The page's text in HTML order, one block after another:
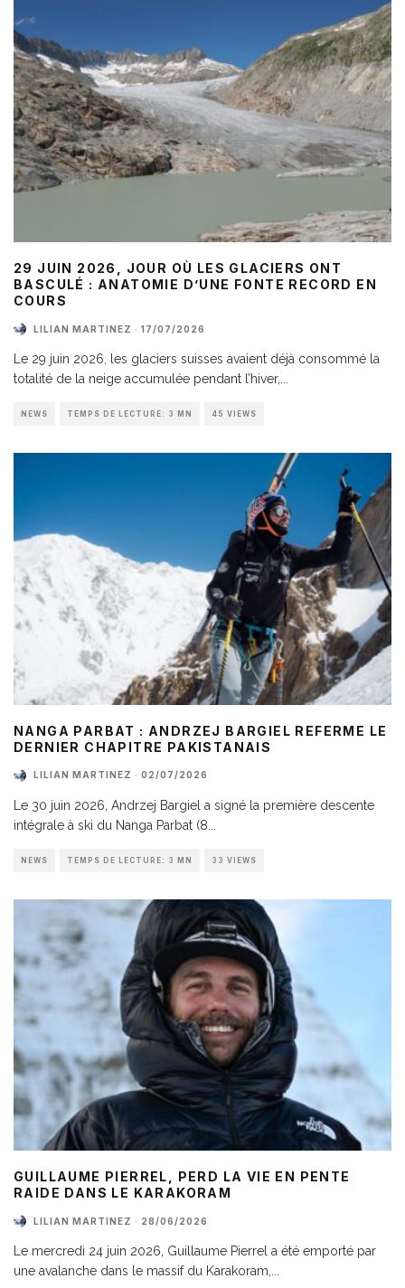
29 JUIN 2026, JOUR OÙ LES GLACIERS ONT
BASCULÉ : ANATOMIE D’UNE FONTE RECORD EN
COURS
LILIAN MARTINEZ · 17/07/2026
Le 29 juin 2026, les glaciers suisses avaient déjà consommé la
totalité de la neige accumulée pendant l’hiver,
NEWS TEMPS DE LECTURE: 3 MN 45 VIEWS
NANGA PARBAT : ANDRZEJ BARGIEL REFERME LE
DERNIER CHAPITRE PAKISTANAIS
LILIAN MARTINEZ · 02/07/2026
Le 30 juin 2026, Andrzej Bargiel a signé la première descente
intégrale à ski du Nanga Parbat (8
NEWS TEMPS DE LECTURE: 3 MN 33 VIEWS
GUILLAUME PIERREL, PERD LA VIE EN PENTE
RAIDE DANS LE KARAKORAM
LILIAN MARTINEZ · 28/06/2026
Le mercredi 24 juin 2026, Guillaume Pierrel a été emporté par
une avalanche dans le massif du Karakoram,...